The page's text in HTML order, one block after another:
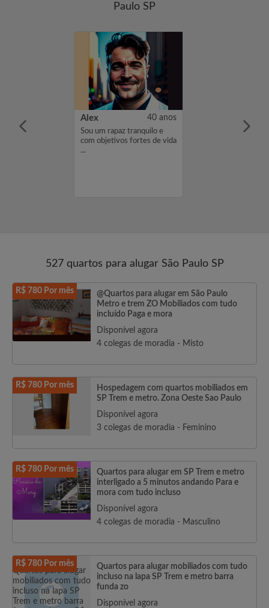
Paulo SP
é Eduardo,
Alex 40 anos
Sou um rapaz tranquilo e
com objetivos fortes de vida
...
527 quartos para alugar São Paulo SP
R$ 780 Por mês
@Quartos para alugar em São Paulo
Metro e trem ZO Mobiliados com tudo
incluído Paga e mora
Disponível agora
4 colegas de moradia - Misto
R$ 780 Por mês
Hospedagem com quartos mobiliados em
SP Trem e metro. Zona Oeste Sao Paulo
Disponível agora
3 colegas de moradia - Feminino
R$ 780 Por mês
Quartos para alugar em SP Trem e metro
interligado a 5 minutos andando Para e
mora com tudo incluso
Disponível agora
4 colegas de moradia - Masculino
R$ 780 Por mês
Quartos para alugar mobiliados com tudo
incluso na lapa SP Trem e metro barra
funda zo
Disponível agora